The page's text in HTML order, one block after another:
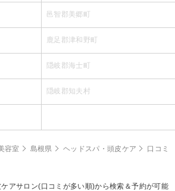
邑智郡美郷町
鹿足郡津和野町
隠岐郡海士町
隠岐郡知夫村
容室 島根県 ヘッドスパ・頭皮ケア
口コミ
アサロン(口コミが多い順)から検索＆予約が可能